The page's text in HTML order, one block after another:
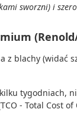
sworzni) i
blachy (widać
tygodniach,
- Total Cost